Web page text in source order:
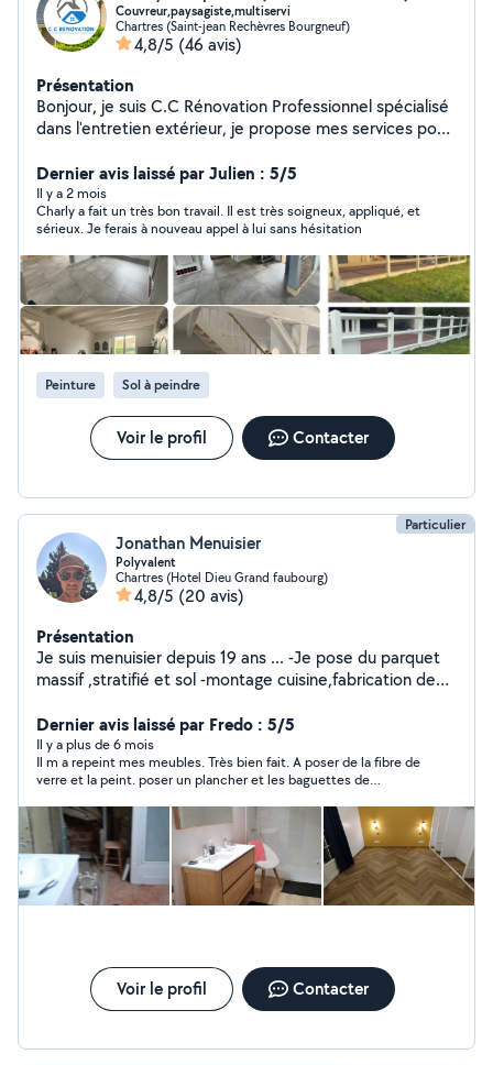
Couvreur,paysagiste,multiservi
Chartres (Saint-jean Rechèvres Bourgneuf)
4,8/5 (46 avis)
Présentation
Bonjour, je suis C.C Rénovation Professionnel spécialisé
dans l'entretien extérieur, je propose mes services pour
allées, toitures ) Remplacement de tuiles 7j7 Nettoyage
de gouttière Entretien d'espaces verts (tonte, taille de
haies, débroussaillage, nettoyage, élagage, ramassage
de feuille) .lavage de vitres .petit travaux de maçonnerie
.peinture intérieur extérieur Petits travaux et
rénovations extérieures selon vos besoins Travail sérieux
Résultat propre et soigné Déplacements rapides autour
de votre secteur N'hésitez pas à me contacter, je serai
ravi de vous aider !
Dernier avis laissé par Julien : 5/5
Il y a 2 mois
Charly a fait un très bon travail. Il est très soigneux, appliqué, et
sérieux. Je ferais à nouveau appel à lui sans hésitation
Peinture Sol à peindre
Voir le profil Contacter
Particulier
Jonathan Menuisier
Polyvalent
Chartres (Hotel Dieu Grand faubourg)
4,8/5 (20 avis)
Présentation
Je suis menuisier depuis 19 ans ... -Je pose du parquet
massif ,stratifié et sol -montage cuisine,fabrication de
diverses demandes concernant la menuiserie -je
débouche les canalisations des toilettes ,évier et
baignoire . -peinture ,pose faïence ,sol ,placo,isolation ,
tonte de pelouse etc ... -location de DIABLE,
ASPIRATEUR INJECTEUR EXTRACTEUR
Dernier avis laissé par Fredo : 5/5
Il y a plus de 6 mois
Il m a repeint mes meubles. Très bien fait. A poser de la fibre de
verre et la peint. poser un plancher et les baguettes de
recommande.
Voir le profil Contacter